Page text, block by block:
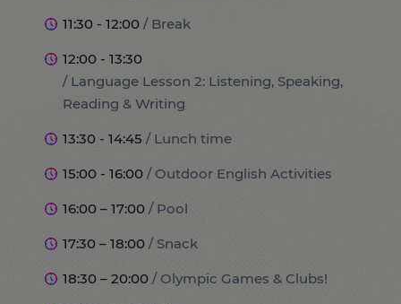
11:30 - 12:00 / Break
12:00 - 13:30
/ Language Lesson 2: Listening, Speaking,
Reading & Writing
13:30 - 14:45 / Lunch time
15:00 - 16:00 / Outdoor English Activities
16:00 – 17:00 / Pool
17:30 – 18:00 / Snack
18:30 – 20:00 / Olympic Games & Clubs!